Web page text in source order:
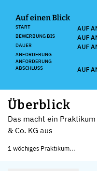
Auf einen Blick
START AUF
BEWERBUNG BIS AUF
DAUER AUF
ANFORDERUNG
ANFORDERUNG
ABSCHLUSS
AUF
Überblick
Das macht ein
& Co. KG aus
1 wöchiges Praktikum...